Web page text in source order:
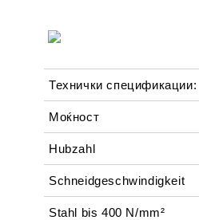
Технички спецификации:
Моќност
Hubzahl
Schneidgeschwindigkeit
Stahl bis 400 N/mm²